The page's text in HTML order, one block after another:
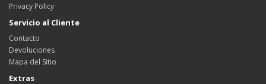
Privacy Policy
Servicio al Cliente
Contacto
Devoluciones
Mapa del Sitio
Extras